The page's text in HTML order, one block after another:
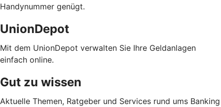
Handynummer genügt.
UnionDepot
Mit dem UnionDepot verwalten Sie Ihre Geldanlagen
einfach online.
Gut zu wissen
Aktuelle Themen, Ratgeber und Services rund ums Banking